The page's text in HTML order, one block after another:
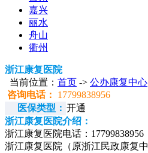
嘉兴
丽水
舟山
衢州
浙江康复医院
当前位置： 首页 -> 公办康复中心
咨询电话：
17799838956
医保类型： 开通
浙江康复医院介绍：
浙江康复医院电话：17799838956
浙江康复医院（原浙江民政康复